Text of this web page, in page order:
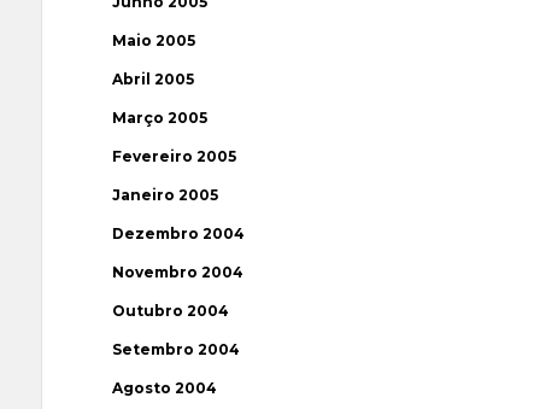
Maio 2005
Abril 2005
Março 2005
Fevereiro 2005
Janeiro 2005
Dezembro 2004
Novembro 2004
Outubro 2004
Setembro 2004
Agosto 2004